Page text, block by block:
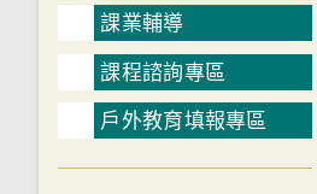
課業輔導
課程諮詢專區
戶外教育填報專區